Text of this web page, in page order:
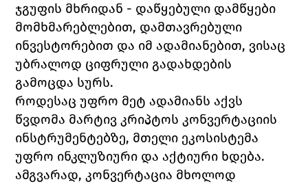
ჯგუფის მხრიდან - დაწყებული დამწყები
მომხმარებლებით, დამთავრებული
ინვესტორებით და იმ ადამიანებით, ვისაც
უბრალოდ ციფრული გადახდების
გამოცდა სურს.
როდესაც უფრო მეტ ადამიანს აქვს
წვდომა მარტივ კრიპტოს კონვერტაციის
ინსტრუმენტებზე, მთელი ეკოსისტემა
უფრო ინკლუზიური და აქტიური ხდება.
ამგვარად, კონვერტაცია მხოლოდ